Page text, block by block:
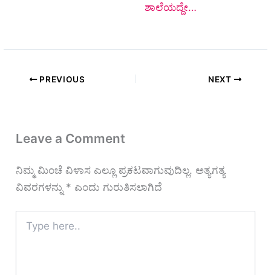
ಶಾಲೆಯದ್ದೇ…
PREVIOUS NEXT
Leave a Comment
ನಿಮ್ಮ ಮಿಂಚೆ ವಿಳಾಸ ಎಲ್ಲೂ ಪ್ರಕಟವಾಗುವುದಿಲ್ಲ. ಅತ್ಯಗತ್ಯ
ವಿವರಗಳನ್ನು * ಎಂದು ಗುರುತಿಸಲಾಗಿದೆ
here..